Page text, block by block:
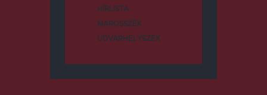
HÍRLISTA
MAROSSZÉK
UDVARHELYSZÉK